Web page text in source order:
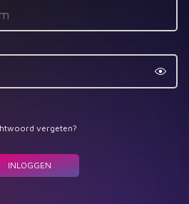
Button
vergeten?
INLOGGEN